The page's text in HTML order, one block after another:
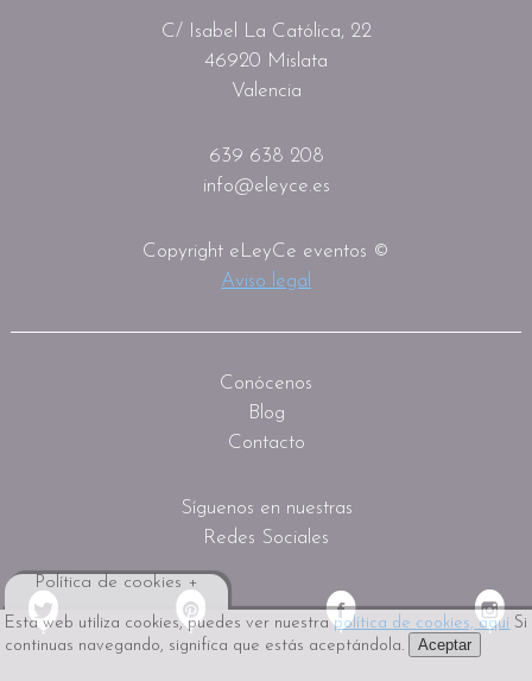
Esta web utiliza cookies, puedes ver nuestrapolítica de cookies, aquí Si
continuas navegando, significa que estás aceptándola.
Aceptar
Política de cookies +
C/ Isabel La Católica, 22
46920 Mislata
Valencia
639 638 208
info@eleyce.es
Copyright eLeyCe eventos ©
Aviso legal
Conócenos
Blog
Contacto
Síguenos en nuestras
Redes Sociales